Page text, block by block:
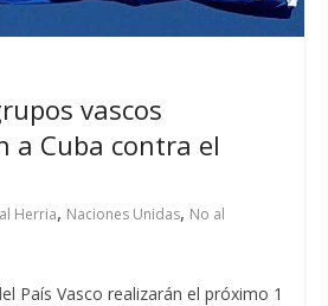
vascos
a Cuba contra el
Herria, Naciones Unidas, No al
País Vasco realizarán el próximo 1